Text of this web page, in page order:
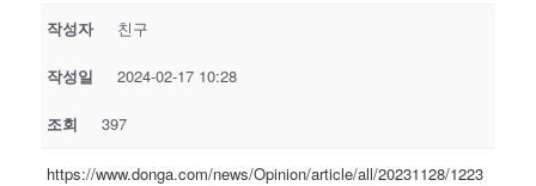
작성자 친구
작성일 2024-02-17 10:28
조회 397
https://www.donga.com/news/Opinion/article/all/20231128/1223